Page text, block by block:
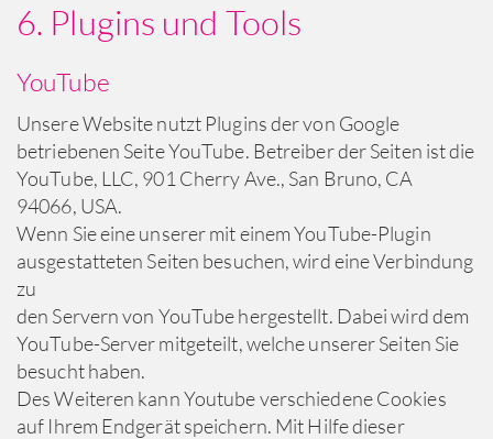
6. Plugins und Tools
YouTube
Unsere Website nutzt Plugins der von Google
betriebenen Seite YouTube. Betreiber der Seiten ist die
YouTube, LLC, 901 Cherry Ave., San Bruno, CA
94066, USA.
Wenn Sie eine unserer mit einem YouTube-Plugin
ausgestatteten Seiten besuchen, wird eine Verbindung
zu
den Servern von YouTube hergestellt. Dabei wird dem
YouTube-Server mitgeteilt, welche unserer Seiten Sie
besucht haben.
Des Weiteren kann Youtube verschiedene Cookies
auf Ihrem Endgerät speichern. Mit Hilfe dieser